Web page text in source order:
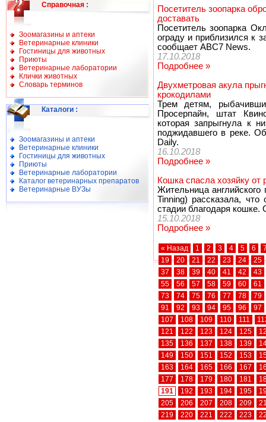
Справочная :
Зоомагазины и аптеки
Ветеринарные клиники
Гостиницы для животных
Приюты
Ветеринарные лаборатории
Клички животных
Словарь терминов
Каталоги :
Зоомагазины и аптеки
Ветеринарные клиники
Гостиницы для животных
Приюты
Ветеринарные лаборатории
Каталог ветеринарных препаратов
Ветеринарные ВУЗы
Посетитель зоопарка
доставать
Посетитель зоопарка
ограду и приблизился к
сообщает ABC7 News.
17.10.2018
Подробнее »
Двухметровая акула
крокодилами
Трем детям,
Просерпайн, штат
которая запрыгнула к
поджидавшего в реке.
Daily.
16.10.2018
Подробнее »
Кошка спасла хозяйку от
Жительница
Tinning) рассказала,
стадии благодаря
15.10.2018
Подробнее »
« Назад 1 2 3 4 5 6
19
20 21 22 23 24
25
37
38 39 40 41 42
43
55
56 57 58 59 60
61
73
74 75 76 77 78
79
91
92 93 94 95 96
97
107
108 109 110 111
121
122 123 124 125
135
136 137 138 139
149
150 151 152 153
163
164 165 166 167
177
178 179 180 181
191
192 193 194 195
205
206 207 208 209
219
220 221 222 223